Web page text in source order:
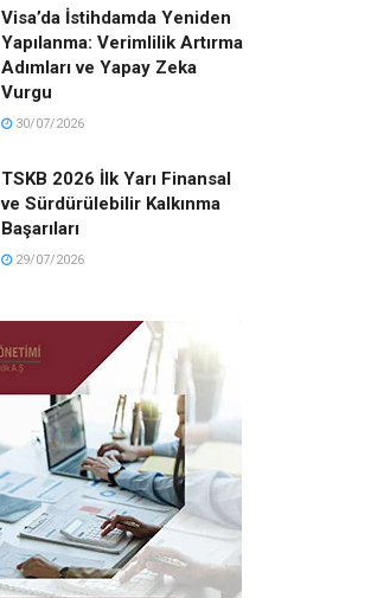
Visa’da İstihdamda Yeniden
Yapılanma: Verimlilik Artırma
Adımları ve Yapay Zeka
Vurgu
30/07/2026
TSKB 2026 İlk Yarı Finansal
ve Sürdürülebilir Kalkınma
Başarıları
29/07/2026